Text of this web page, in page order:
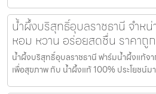
น้ำผึ้งบริสุทธิ์อุบลราชธานี จำห
หอม หวาน อร่อยสดชื่น ราคาถูก
น้ำผึ้งบริสุทธิ์อุบลราชธานี ฟาร์มน้ำผึ้งแท้จ
เพื่อสุขภาพ กับ น้ำผึ้งแท้ 100% ประโยชน์ม